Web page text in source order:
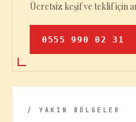
Ücretsiz keşif ve teklif için
0555 990 02 31
/ YAKIN BÖLGELER